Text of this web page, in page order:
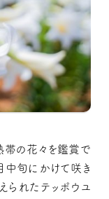
帯の花々を鑑賞で
中旬にかけて咲き
られたテッポウユ